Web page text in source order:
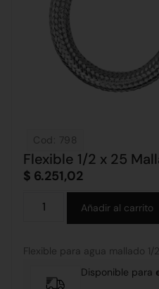
Cod: 798
Flexible 1/2 x 25
$ 6.251,02
Añadir al carrito
Flexible para agua mallado 1/
Disponible para